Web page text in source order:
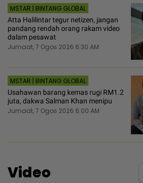
MSTAR | BINTANG GLOBAL
Atta Halilintar tegur netizen, jangan
pandang rendah orang rakam video
dalam pesawat
Jumaat, 7 Ogos 2026 6:30 AM
MSTAR | BINTANG GLOBAL
Usahawan barang kemas rugi RM1.2
juta, dakwa Salman Khan menipu
Jumaat, 7 Ogos 2026 6:00 AM
Video